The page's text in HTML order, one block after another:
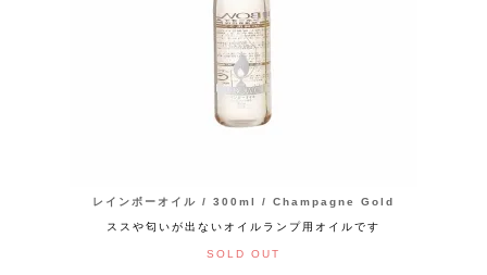
レインボーオイル / 300ml / Champagne Gold
ススや匂いが出ないオイルランプ用オイルです
SOLD OUT